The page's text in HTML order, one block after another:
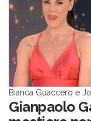
Bianca Guaccero e
Gianpaolo